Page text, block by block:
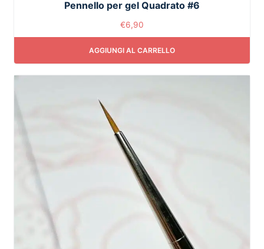
Pennello per gel Quadrato #6
€6,90
AGGIUNGI AL CARRELLO